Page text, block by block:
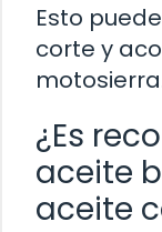
Esto
corte y
¿Es
aceite
aceite